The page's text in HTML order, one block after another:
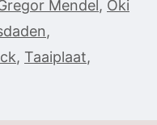
Mendel, Oki
,
, Taaiplaat,